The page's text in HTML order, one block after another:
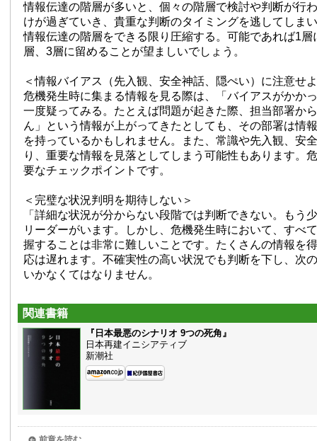
情報伝達の階層が多いと、個々の階層で検討や判断が行
けが過ぎていき、貴重な判断のタイミングを逃してしま
情報伝達の階層をできる限り圧縮する。可能であれば1層
層、3層に留めることが望ましいでしょう。
＜情報バイアス（先入観、安全神話、隠ぺい）に注意せ
危機発生時に集まる情報を見る際は、「バイアスがかか
一度疑ってみる。たとえば問題が起きた際、担当部署か
ん」という情報が上がってきたとしても、その部署は情
を持っているかもしれません。また、常識や先入観、安
り、重要な情報を見落としてしまう可能性もあります。
要なチェックポイントです。
＜完璧な状況判明を期待しない＞
「詳細な状況が分からない段階では判断できない。もう
リーダーがいます。しかし、危機発生時において、すべ
握することは非常に難しいことです。たくさんの情報を
応は遅れます。不確実性の高い状況でも判断を下し、次
いかなくてはなりません。
関連書籍
『日本最悪のシナリオ 9つの死角』
日本再建イニシアティブ
新潮社